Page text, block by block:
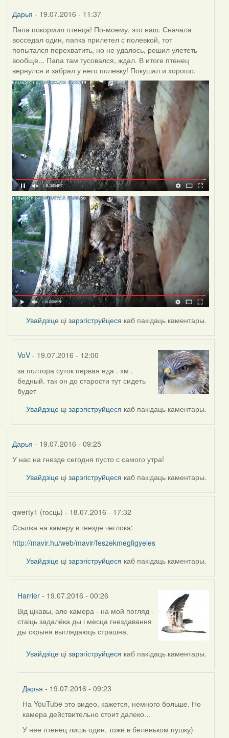
Дарья - 19.07.2016 - 11:37
Папа покормил птенца! По-моему, это наш. Сначала
восседал один, папка прилетел с полевкой, тот
попытался перехватить, но не удалось, решил улететь
вообще... Папа там тусовался, ждал. В итоге птенец
вернулся и забрал у него полевку! Покушал и хорошо.
Увайдзіце цізарэгіструйцеся каб пакідаць каментары.
VoV - 19.07.2016 - 12:00
In
reply
to
за полтора суток первая еда . хм .
бедный. так он до старости тут сидеть
будет
Увайдзіце цізарэгіструйцеся каб пакідаць каментары.
Дарья - 19.07.2016 - 09:25
У нас на гнезде сегодня пусто с самого утра!
Увайдзіце цізарэгіструйцеся каб пакідаць каментары.
qwerty1 (госць) - 18.07.2016 - 17:32
Ссылка на камеру в гнезде чеглока:
http://mavir.hu/web/mavir/feszekmegfigyeles
Увайдзіце цізарэгіструйцеся каб пакідаць каментары.
Harrier - 19.07.2016 - 00:26
In
reply
to
qwerty1
(госць)
Від цікавы, але камера - на мой погляд -
стаіць задалёка ды і месца гнездавання
ды скрыня выглядаюць страшна.
Увайдзіце цізарэгіструйцеся каб пакідаць каментары.
Дарья - 19.07.2016 - 09:23
In
reply
to
На YouTube это видео, кажется, немного больше. Но
камера действительно стоит далеко...
У нее птенец лишь один, тоже в беленьком пушку)